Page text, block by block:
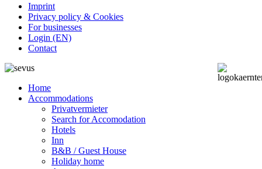
Imprint
Privacy policy & Cookies
For businesses
Login (EN)
Contact
Home
Accommodations
Privatvermieter
Search for Accomodation
Hotels
Inn
B&B / Guest House
Holiday home